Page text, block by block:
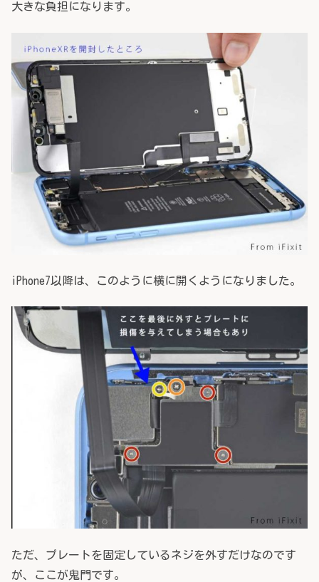
大きな負担になります。
iPhone7以降は、このように横に開くようになりました。
ただ、プレートを固定しているネジを外すだけなのです
が、ここが鬼門です。